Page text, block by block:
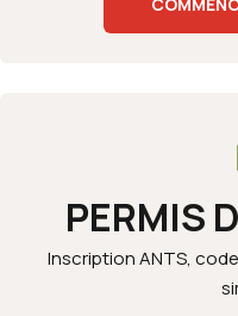
PERMIS
Inscription ANTS,